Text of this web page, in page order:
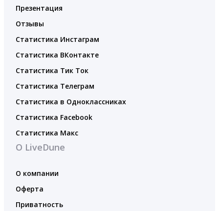
Презентация
Отзывы
Статистика Инстаграм
Статистика ВКонтакте
Статистика Тик Ток
Статистика Телеграм
Статистика в Одноклассниках
Статистика Facebook
Статистика Макс
О LiveDune
О компании
Оферта
Приватность